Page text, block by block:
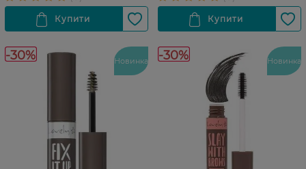
-30% Новинка -30% Новинка